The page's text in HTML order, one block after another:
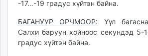
unuudur.mn
mglradio.com
fact.mn
-17…-19 градус хүйтэн байна.
БАГАНУУР ОРЧМООР: Үүл
Салхи баруун хойноос секундэд
градус хүйтэн байна.